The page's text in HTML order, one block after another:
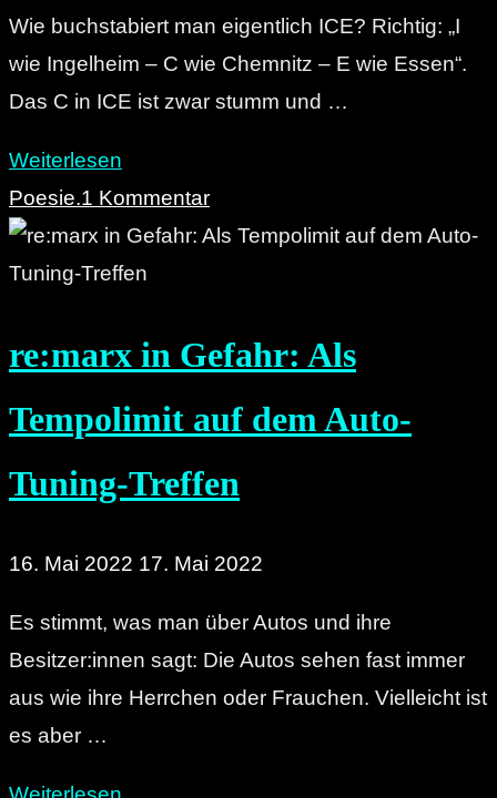
Wie buchstabiert man eigentlich ICE? Richtig: „I
wie Ingelheim – C wie Chemnitz – E wie Essen“.
Das C in ICE ist zwar stumm und …
Weiterlesen
Post
der
Moderne
Mit
Poesie.1 Kommentar
re:marx in Gefahr: Als
Tempolimit auf dem Auto-
Tuning-Treffen
16. Mai 2022 17. Mai 2022
Es stimmt, was man über Autos und ihre
Besitzer:innen sagt: Die Autos sehen fast immer
aus wie ihre Herrchen oder Frauchen. Vielleicht ist
es aber …